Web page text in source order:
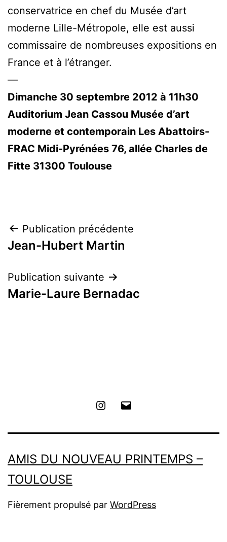
conservatrice en chef du Musée d’art
moderne Lille-Métropole, elle est aussi
commissaire de nombreuses expositions en
France et à l’étranger.
—
Dimanche 30 septembre 2012 à 11h30
Auditorium Jean Cassou Musée d’art
moderne et contemporain Les Abattoirs-
FRAC Midi-Pyrénées 76, allée Charles de
Fitte 31300 Toulouse
Navigation
de
l’article
Publication précédente
Jean-Hubert Martin
Publication suivante
Marie-Laure Bernadac
Instagram
AMIS DU NOUVEAU PRINTEMPS –
TOULOUSE
Fièrement propulsé par WordPress